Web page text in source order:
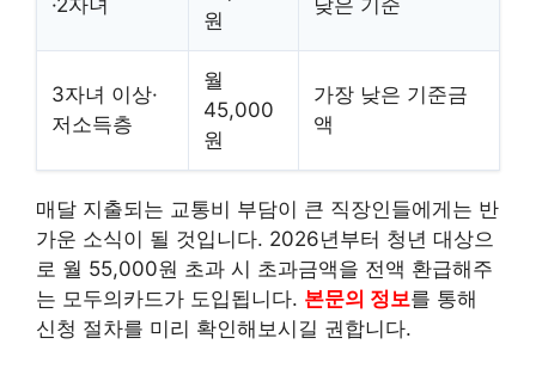
원
3자녀 이상·
저소득층
월
45,000
원
가장 낮은 기준금
액
매달 지출되는 교통비 부담이 큰 직장인들에게는 반
가운 소식이 될 것입니다. 2026년부터 청년 대상으
로 월 55,000원 초과 시 초과금액을 전액 환급해주
는 모두의카드가 도입됩니다. 본문의 정보를 통해
신청 절차를 미리 확인해보시길 권합니다.